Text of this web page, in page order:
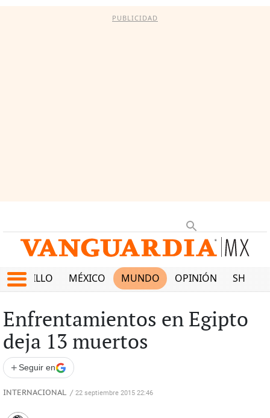
PUBLICIDAD
SALTILLO MÉXICO MUNDO OPINIÓN SHOW
Enfrentamientos en Egipto
deja 13 muertos
+ Seguir en
INTERNACIONAL / 22 septiembre 2015 22:46